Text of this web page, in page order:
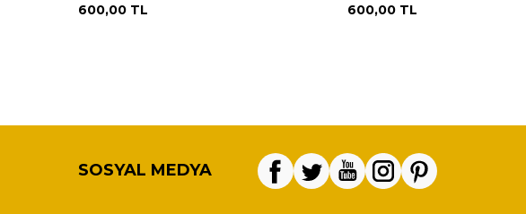
600,00 TL 600,00 TL
SOSYAL MEDYA